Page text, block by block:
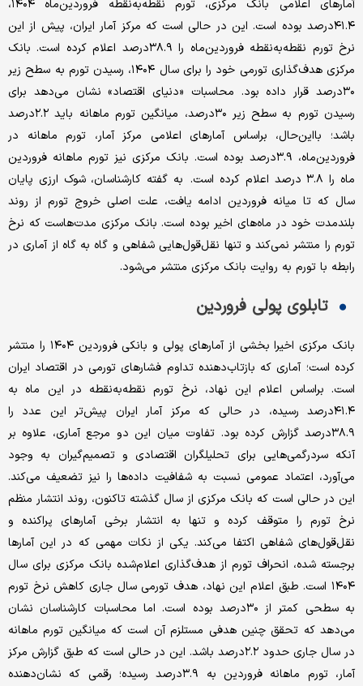
آمارهای اعلامی بانک مرکزی، تورم نقطه‌به‌نقطه فروردین‌ماه ۱۴۰۴،
۴۱.۴درصد بوده است. این در حالی است که مرکز آمار ایران، پیش از این
نرخ تورم نقطه‌به‌نقطه فروردین‌ماه را ۳۸.۹درصد اعلام کرده است. بانک
مرکزی هدف‌گذاری تورمی خود را برای سال ۱۴۰۴، رسیدن تورم به سطح زیر
۳۰درصد قرار داده بود. محاسبات «دنیای اقتصاد» نشان می‌دهد برای
رسیدن تورم به سطح زیر ۳۰درصد، میانگین تورم ماهانه باید ۲.۲درصد
باشد؛ با‌این‌حال، براساس آمارهای اعلامی مرکز آمار، تورم ماهانه در
فروردین‌ماه، ۳.۹درصد بوده است. بانک مرکزی نیز تورم ماهانه فروردین
ماه را ۳.۸ درصد اعلام کرده است. به گفته کارشناسان، شوک ارزی پایان
سال که تا میانه فروردین ادامه یافت، علت اصلی خروج تورم از روند
بلندمدت خود در ماه‌های اخیر بوده است. بانک مرکزی مدت‌هاست که نرخ
تورم را منتشر نمی‌کند و تنها نقل‌قول‌هایی شفاهی و گاه به گاه از آماری در
رابطه با تورم به روایت بانک مرکزی منتشر می‌شود.
تابلوی پولی فروردین
بانک مرکزی اخیرا بخشی از آمارهای پولی و بانکی فروردین ۱۴۰۴ را منتشر
کرده است؛ آماری که بازتاب‌دهنده‌ تداوم فشارهای تورمی در اقتصاد ایران
است. بر‌اساس اعلام این نهاد، نرخ تورم نقطه‌به‌نقطه در این ماه به
۴۱.۴درصد رسیده، در حالی که مرکز آمار ایران پیش‌تر این عدد را
۳۸.۹درصد گزارش کرده بود. تفاوت میان این دو مرجع آماری، علاوه بر
آنکه سردرگمی‌هایی برای تحلیلگران اقتصادی و تصمیم‌گیران به‌ وجود
می‌آورد، اعتماد عمومی نسبت به شفافیت داده‌ها را نیز تضعیف می‌کند.
این در حالی است که بانک مرکزی از سال گذشته تاکنون، روند انتشار منظم
نرخ تورم را متوقف کرده و تنها به انتشار برخی آمارهای پراکنده و
نقل‌قول‌های شفاهی اکتفا می‌کند. یکی از نکات مهمی که در این آمارها
برجسته شده، انحراف تورم از هدف‌گذاری اعلام‌شده بانک مرکزی برای سال
۱۴۰۴ است. طبق اعلام این نهاد، هدف تورمی سال جاری کاهش نرخ تورم
به سطحی کمتر از ۳۰درصد بوده است. اما محاسبات کارشناسان نشان
می‌دهد که تحقق چنین هدفی مستلزم آن است که میانگین تورم ماهانه
در سال جاری حدود ۲.۲درصد باشد. این در حالی است که طبق گزارش مرکز
آمار، تورم ماهانه فروردین به ۳.۹درصد رسیده؛ رقمی که نشان‌دهنده‌